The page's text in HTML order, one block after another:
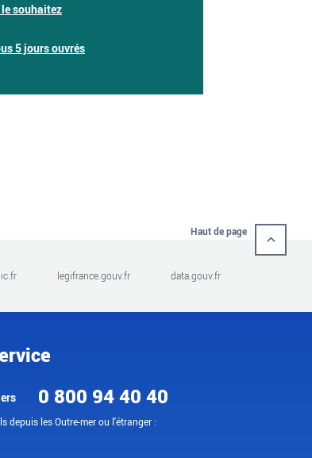
souhaitez
5 jours ouvrés
Haut de page
legifrance.gouv.fr data.gouv.fr
0 800 94 40 40
depuis les Outre-mer ou l'étranger :